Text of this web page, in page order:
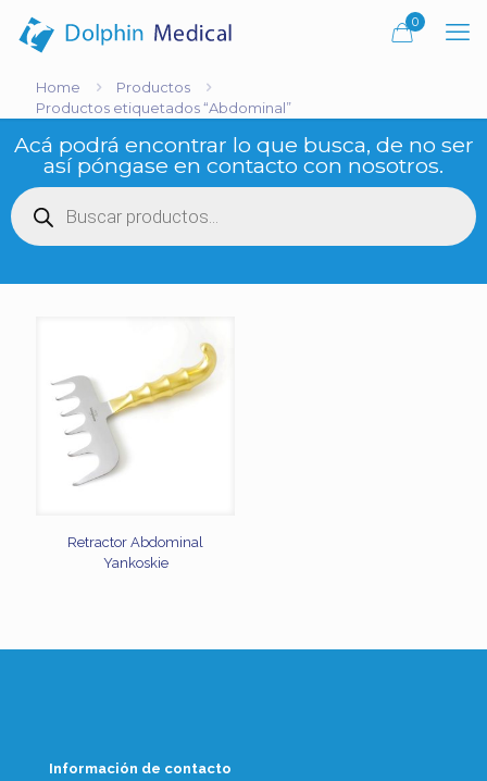
0
Home
Productos
Productos etiquetados “Abdominal”
Acá podrá encontrar lo que busca, de no ser
así póngase en contacto con nosotros.
Búsqueda
de
productos
Retractor Abdominal
Yankoskie
Información de contacto